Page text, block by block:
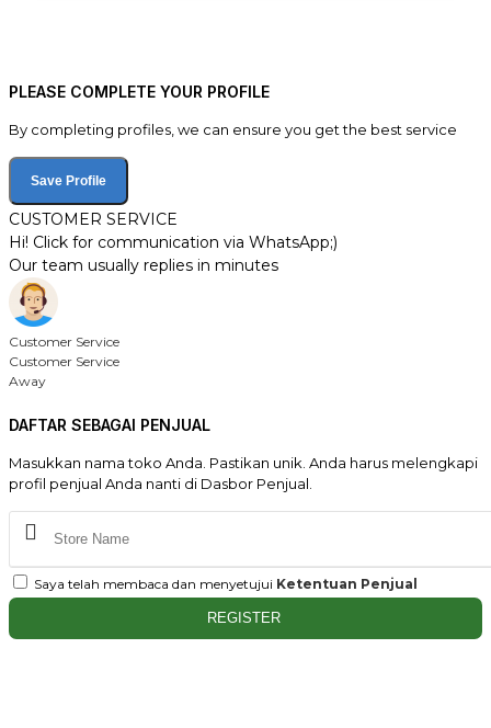
PLEASE COMPLETE YOUR PROFILE
By completing profiles, we can ensure you get the best service
Save Profile
CUSTOMER SERVICE
Hi! Click for communication via WhatsApp;)
Our team usually replies in minutes
Customer Service
Customer Service
Away
DAFTAR SEBAGAI PENJUAL
Masukkan nama toko Anda. Pastikan unik. Anda harus melengkapi
profil penjual Anda nanti di Dasbor Penjual.
Saya telah membaca dan menyetujui Ketentuan Penjual
REGISTER